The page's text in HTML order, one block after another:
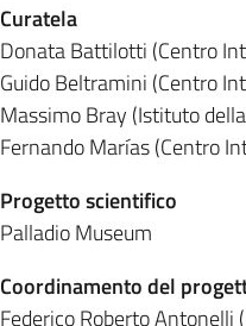
Curatela
Donata Battilotti (Centro
Guido Beltramini (Centro
Massimo Bray (Istituto
Fernando Marías (Centro
Progetto scientifico
Palladio Museum
Coordinamento del
Federico Roberto Antonelli